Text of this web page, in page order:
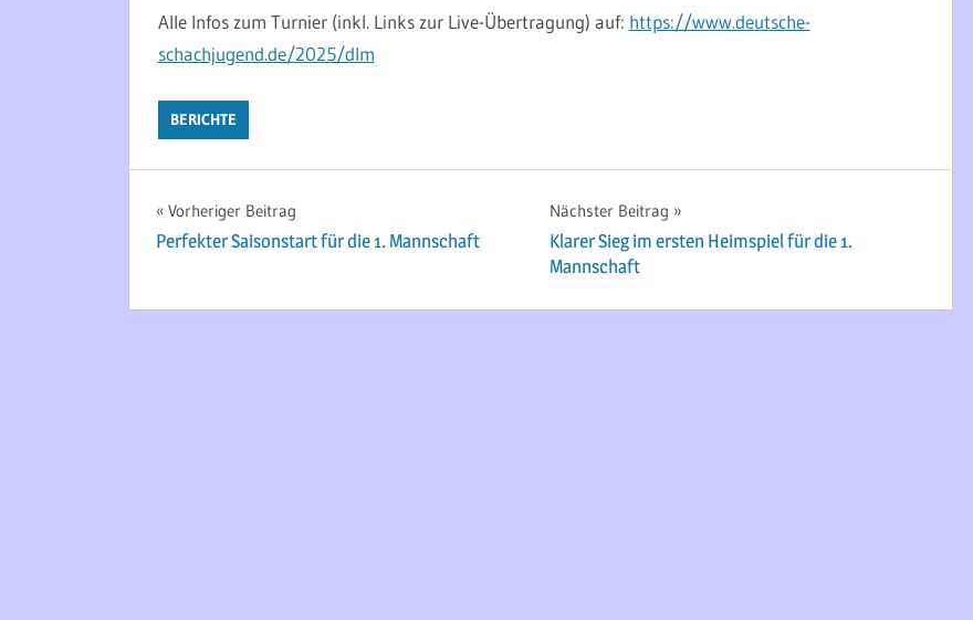
Alle Infos zum Turnier (inkl. Links zur Live-Übertragung) auf: https://www.deutsche-
schachjugend.de/2025/dlm
BERICHTE
Beitragsnavigation
Vorheriger Beitrag
Perfekter Saisonstart für die 1. Mannschaft
Nächster Beitrag
Klarer Sieg im ersten Heimspiel für die 1.
Mannschaft